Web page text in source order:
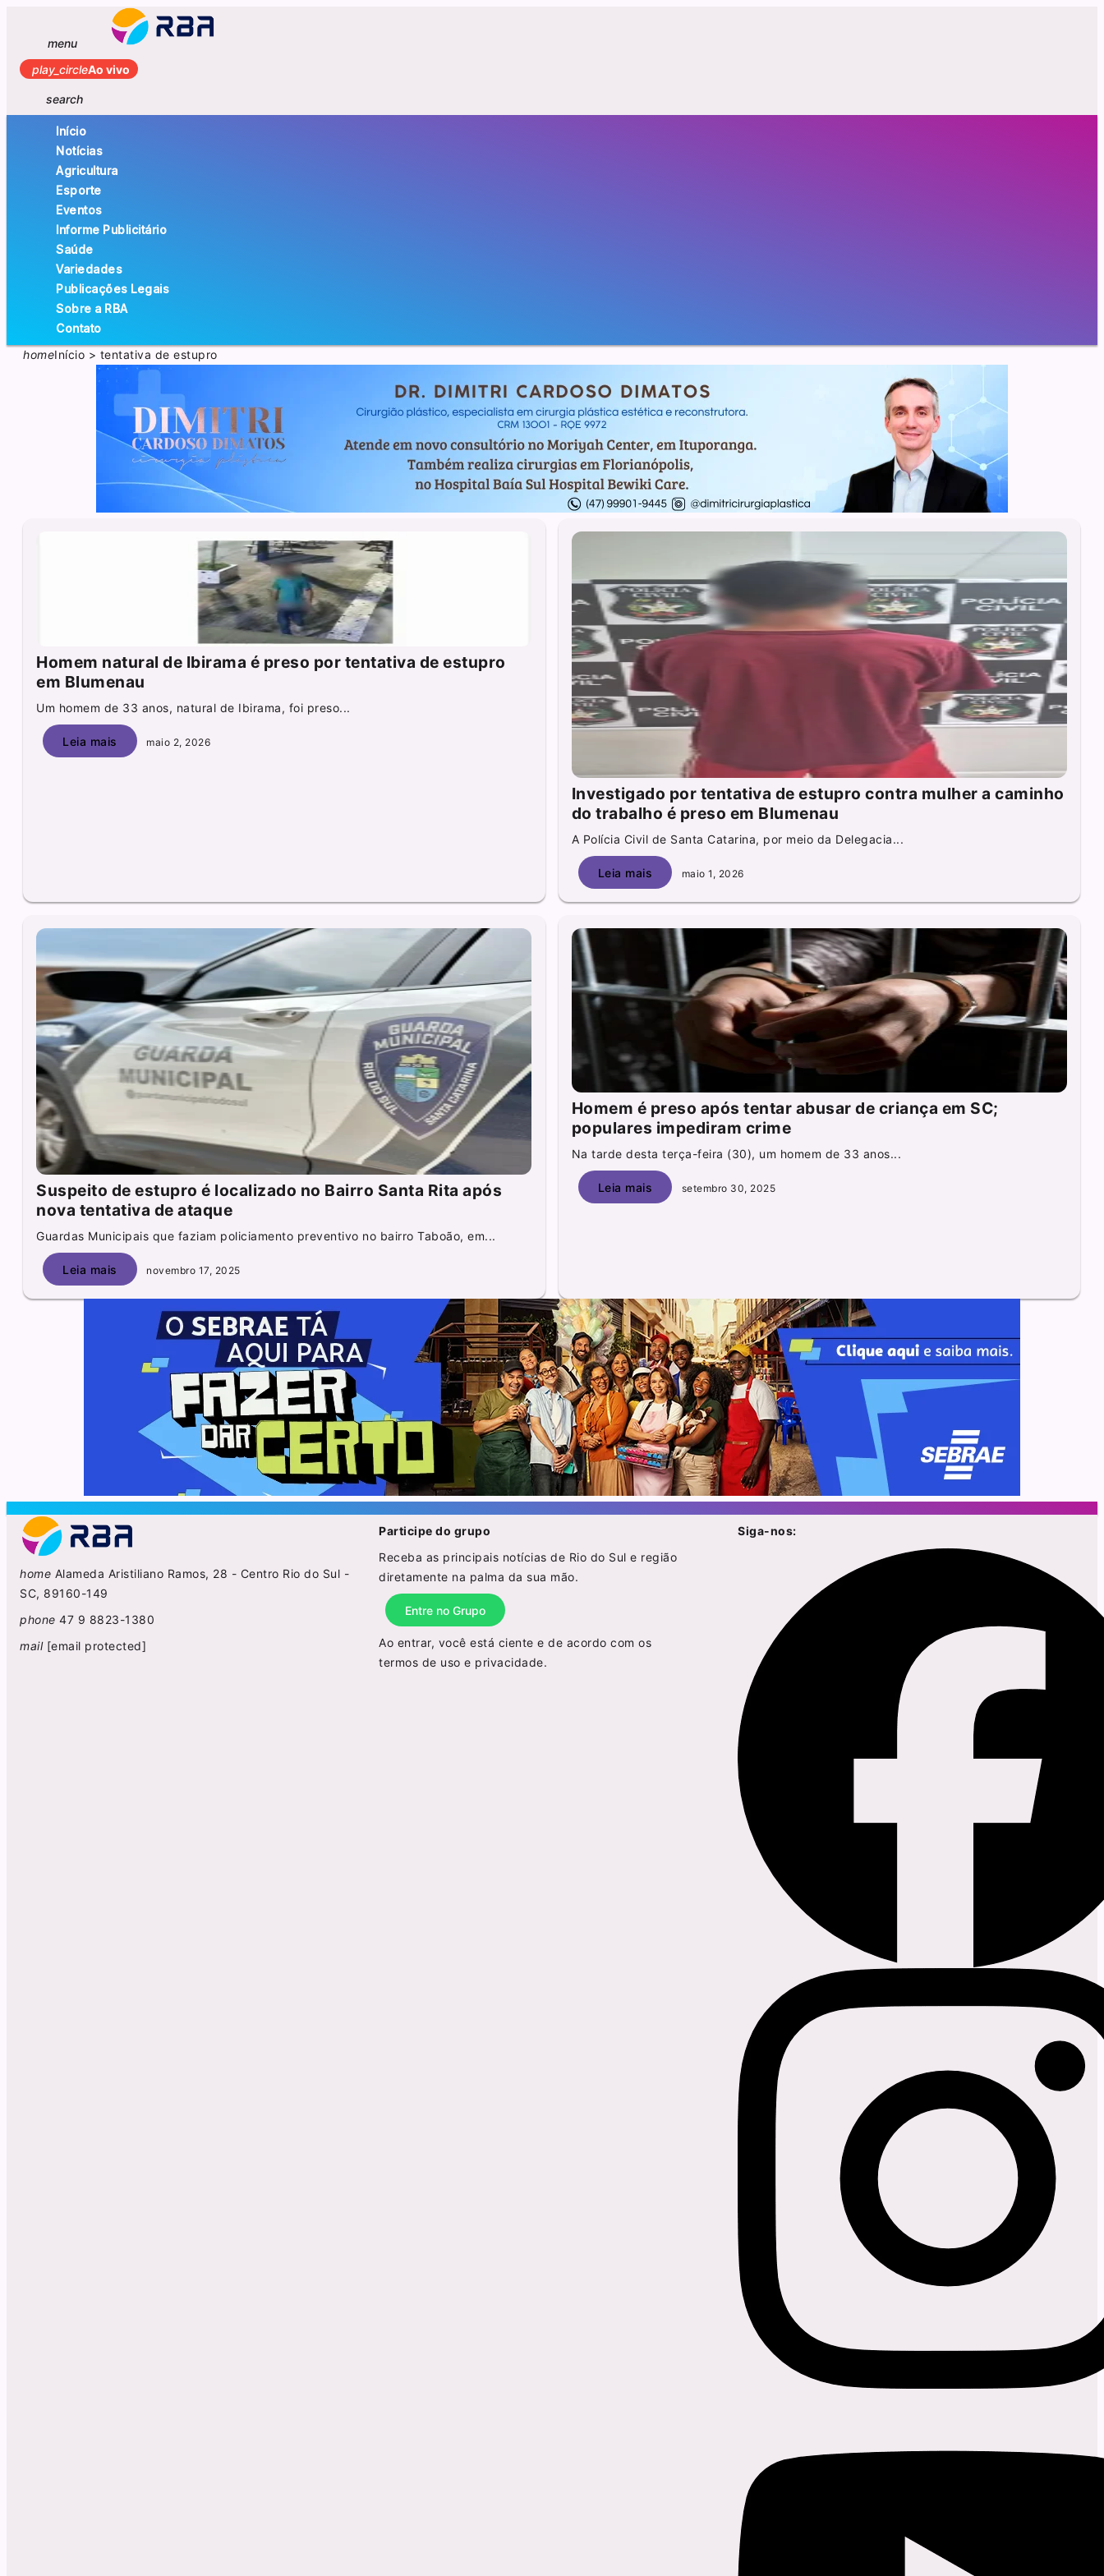
menu
play_circleAo vivo
search
Início
Notícias
Agricultura
Esporte
Eventos
Informe Publicitário
Saúde
Variedades
Publicações Legais
Sobre a RBA
Contato
homeInício > tentativa de estupro
Homem natural de Ibirama é preso por tentativa de estupro
em Blumenau
Um homem de 33 anos, natural de Ibirama, foi preso...
Leia mais maio 2, 2026
Investigado por tentativa de estupro contra mulher a caminho
do trabalho é preso em Blumenau
A Polícia Civil de Santa Catarina, por meio da Delegacia...
Leia mais maio 1, 2026
Suspeito de estupro é localizado no Bairro Santa Rita após
nova tentativa de ataque
Guardas Municipais que faziam policiamento preventivo no bairro Taboão, em...
Leia mais novembro 17, 2025
Homem é preso após tentar abusar de criança em SC;
populares impediram crime
Na tarde desta terça-feira (30), um homem de 33 anos...
Leia mais setembro 30, 2025
home Alameda Aristiliano Ramos, 28 - Centro Rio do Sul -
SC, 89160-149
phone 47 9 8823-1380
mail [email protected]
Participe do grupo
Receba as principais notícias de Rio do Sul e região
diretamente na palma da sua mão.
Entre no Grupo
Ao entrar, você está ciente e de acordo com os
termos de uso e privacidade.
Siga-nos: